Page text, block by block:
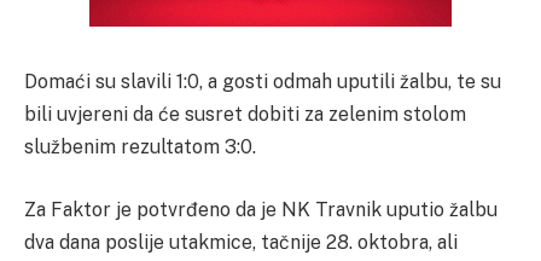
Domaći su slavili 1:0, a gosti odmah uputili žalbu, te su
bili uvjereni da će susret dobiti za zelenim stolom
službenim rezultatom 3:0.
Za Faktor je potvrđeno da je NK Travnik uputio žalbu
dva dana poslije utakmice, tačnije 28. oktobra, ali